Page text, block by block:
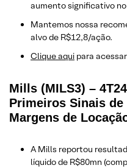
aumento significativo
Mantemos nossa
alvo de R$12,8/ação.
​Clique aqui para
Mills (MILS3) –
Primeiros Sinais de
Margens de
A Mills reportou
líquido de R$80mn